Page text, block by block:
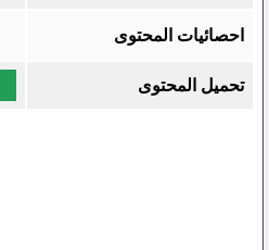
احصائيات المحتوى
تحميل المحتوى